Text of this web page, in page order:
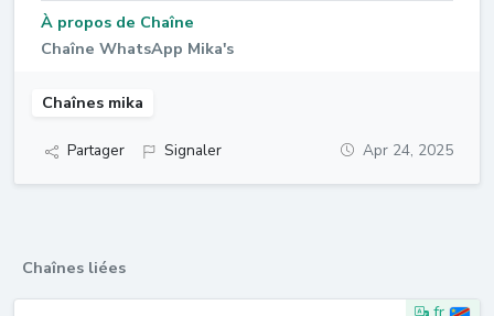
À propos de Chaîne
Chaîne WhatsApp Mika's
Chaînes mika
Partager Signaler Apr 24, 2025
Chaînes liées
fr